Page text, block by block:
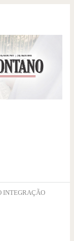
INTEGRAÇÃO